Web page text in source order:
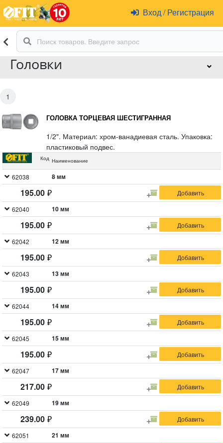
Вход /Регистрация
Головки
1
ГОЛОВКА ТОРЦЕВАЯ ШЕСТИГРАННАЯ
1/2". Материал: хром-ванадиевая сталь. Упаковка:
пластиковый подвес.
Код Наименование
62038 8 мм
195.00
62040 10 мм
195.00
62042 12 мм
195.00
62043 13 мм
195.00
62044 14 мм
195.00
62045 15 мм
195.00
62047 17 мм
217.00
62049 19 мм
239.00
62051 21 мм